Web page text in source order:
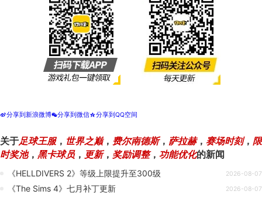
t分享到新浪微博w分享到微信z分享到QQ空间
关于足球王服， 世界之巅， 费尔南德斯， 萨拉赫， 赛场时刻， 限
时奖池， 黑卡球员， 更新， 奖励调整， 功能优化的新闻
《HELLDIVERS 2》等级上限提升至300级 2026-08-07
《The Sims 4》七月补丁更新 2026-08-07